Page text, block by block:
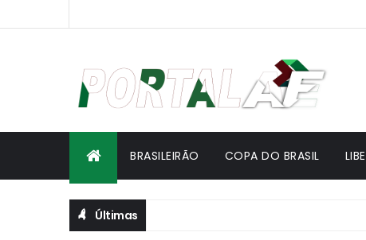
BRASILEIRÃO COPA DO BRASIL
Últimas